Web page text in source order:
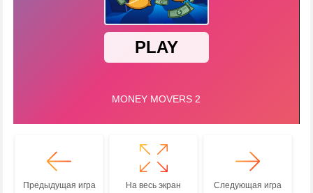
Предыдущая игра На весь экран Следующая игра